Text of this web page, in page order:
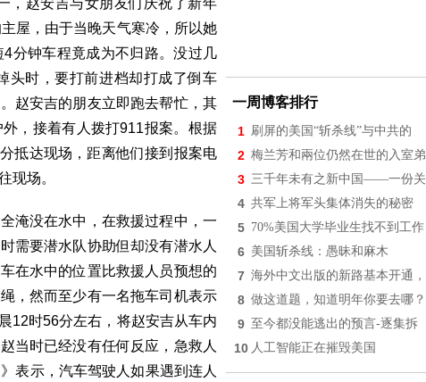
，赵安吉与女朋友们庆祝了新年
屋，由于当晚天气寒冷，所以她
分钟车程竟成为不归路。没过几
头时，要打前进档却打成了倒车
赵安吉的朋友立即跑去帮忙，其
，接着有人拨打911报案。根据
抵达现场，距离他们接到报案电
现场。
没在水中，在救援过程中，一
需要潜水队协助但却没有潜水人
在水中的位置比救援人员预想的
，然而至少有一名拖车司机表示
12时56分左右，将赵安吉从车内
当时已经没有任何反应，急救人
表示，汽车驾驶人如果遇到连人
一周博客排行
1 刷屏的美国“斩杀线”与中共的
2 梅兰芳和兩位仍然在世的入室弟
3 三千年未有之新中国——一份关
4 共军上将军头集体消失的秘密
5 70%美国大学毕业生找不到工作
6 美国斩杀线：愚昧和麻木
7 海外中文出版的新路基本开通，
8 做这道题，知道明年你要去哪？
9 至今都没能逃出的预言-逐集拆
10 人工智能正在摧毁美国